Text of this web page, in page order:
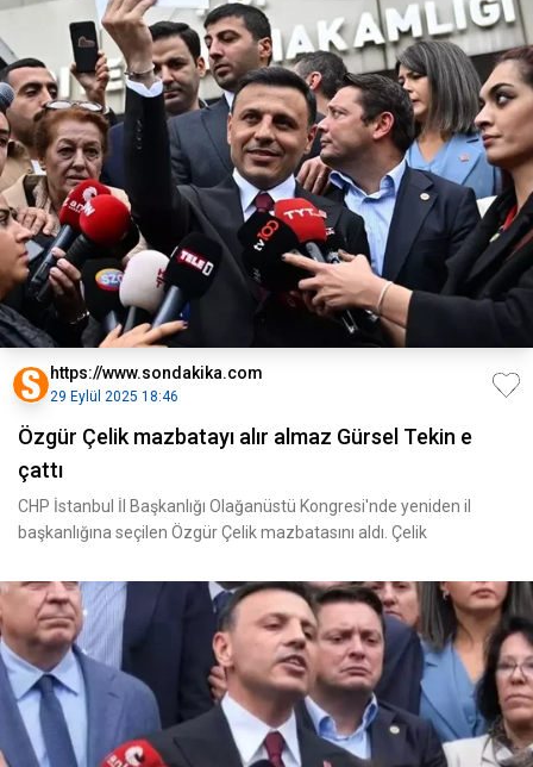
https://www.sondakika.com
29 Eylül 2025 18:46
Özgür Çelik mazbatayı alır almaz Gürsel Tekin e
çattı
CHP İstanbul İl Başkanlığı Olağanüstü Kongresi'nde yeniden il
başkanlığına seçilen Özgür Çelik mazbatasını aldı. Çelik